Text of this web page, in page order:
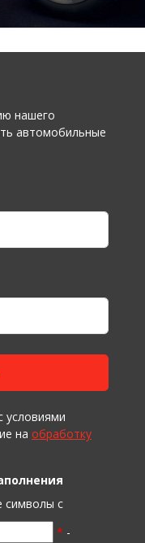
нашего
автомобильные
условиями
на обработку
символы с
* -